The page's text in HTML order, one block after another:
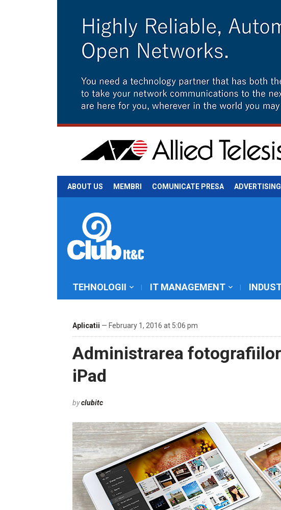
ABOUT US MEMBRI COMUNICATE PRESA ADVERTISING
TEHNOLOGII IT MANAGEMENT
Aplicatii — February 1, 2016 at 5:06 pm
Administrarea
iPad
byclubitc